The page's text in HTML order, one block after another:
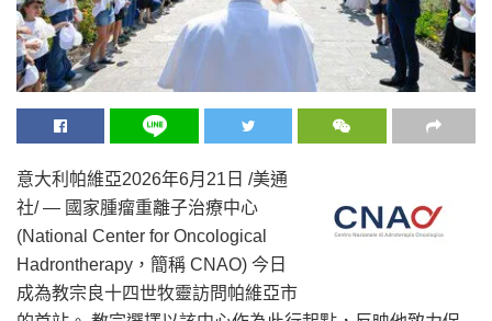
意大利帕維亞2026年6月21日 /美通
社/ — 國家腫瘤重離子治療中心
(National Center for Oncological
Hadrontherapy，簡稱 CNAO) 今日
成為教宗良十四世牧靈訪問帕維亞市